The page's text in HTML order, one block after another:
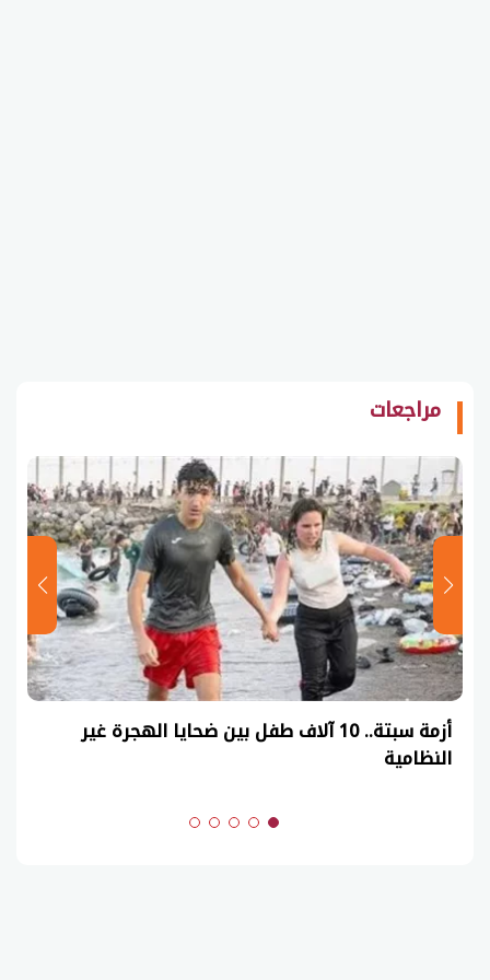
مراجعات
أزمة سبتة.. 10 آلاف طفل بين ضحايا الهجرة غير
النظامية